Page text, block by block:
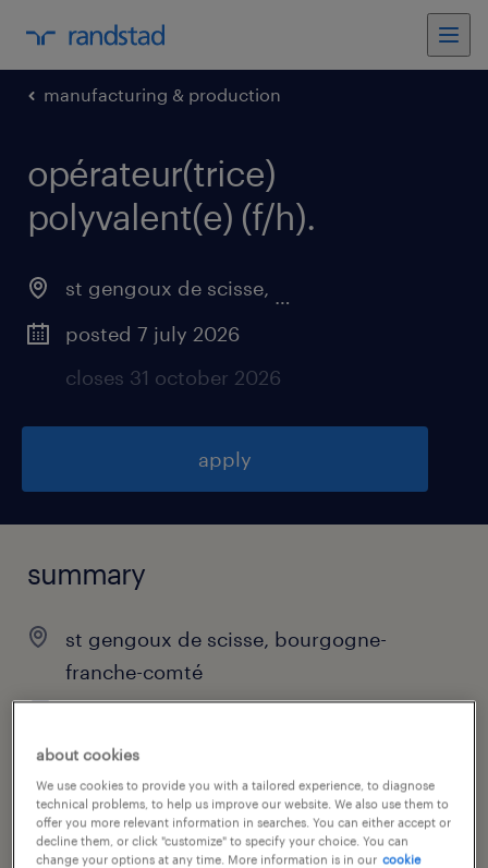
manufacturing & production
opérateur(trice)
polyvalent(e) (f/h).
st gengoux de scisse,
posted 7 july 2026
closes 31 october 2026
apply
summary
st gengoux de scisse, bourgogne-
franche-comté
€25,000 - €28,000 per year
permanent
job category
about cookies
We use cookies to provide you with a tailored experience, to diagnose
technical problems, to help us improve our website. We also use them to
offer you more relevant information in searches. You can either accept or
decline them, or click "customize" to specify your choice. You can
change your options at any time. More information is in our cookie